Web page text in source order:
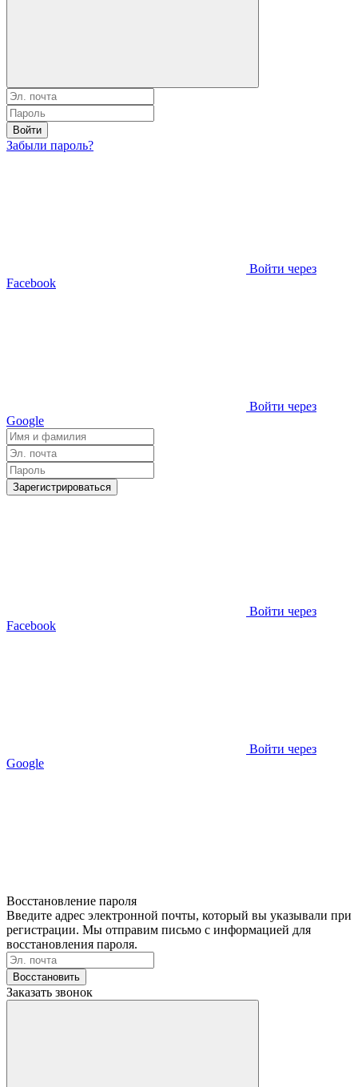
Войти
Забыли пароль?
Войти через
Facebook
Войти через
Google
Зарегистрироваться
Войти через
Facebook
Войти через
Google
Восстановление пароля
Введите адрес электронной почты, который вы указывали при
регистрации. Мы отправим письмо с информацией для
восстановления пароля.
Восстановить
Заказать звонок